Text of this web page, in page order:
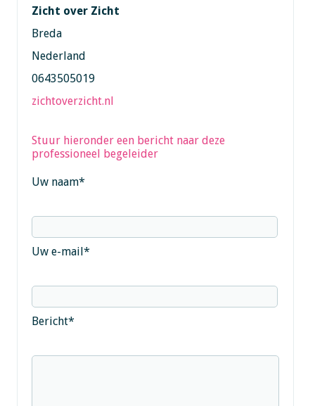
Zicht over Zicht
Breda
Nederland
0643505019
zichtoverzicht.nl
Stuur hieronder een bericht naar deze
professioneel begeleider
Uw naam*
Uw e-mail*
Bericht*